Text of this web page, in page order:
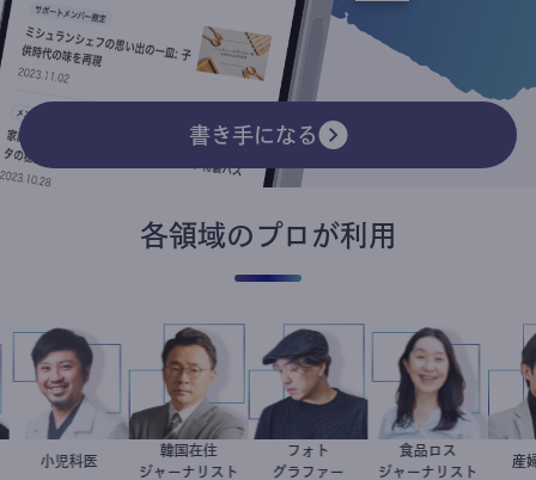
書き手になる
各領域のプロが利用
今西洋介
小児科医 徐台教
韓国在住
ジャーナリスト
別所隆弘
フォト
グラファー
井出留美
食品ロス
ジャーナリスト